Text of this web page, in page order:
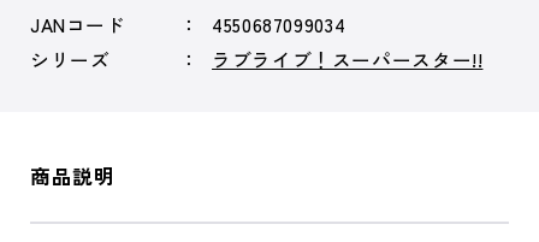
JANコード
4550687099034
シリーズ
ラブライブ！スーパースター!!
商品説明